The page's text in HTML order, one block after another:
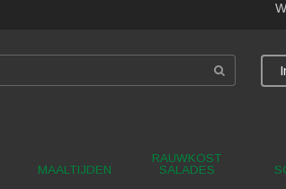
MAALTIJDEN
RAUWKOST
SALADES